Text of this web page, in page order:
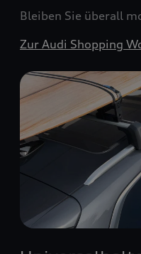
Bleiben Sie überall
Zur Audi Shopping